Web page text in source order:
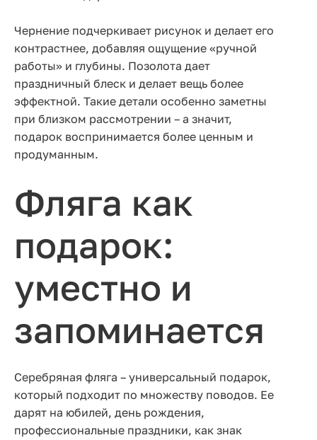
Чернение подчеркивает рисунок и делает его
контрастнее, добавляя ощущение «ручной
работы» и глубины. Позолота дает
праздничный блеск и делает вещь более
эффектной. Такие детали особенно заметны
при близком рассмотрении – а значит,
подарок воспринимается более ценным и
продуманным.
Фляга как
подарок:
уместно и
запоминается
Серебряная фляга – универсальный подарок,
который подходит по множеству поводов. Ее
дарят на юбилей, день рождения,
профессиональные праздники, как знак